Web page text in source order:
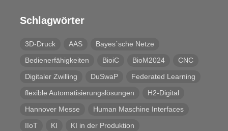
Schlagwörter
3D-Druck AAS
Bayes´sche Netze
Bedienerfähigkeiten
BioiC BioM2024
CNC
Digitaler Zwilling
DuSwaP
Federated Learning
flexible Automatisierungslösungen
H2-Digital
Hannover Messe
Human Maschine Interfaces
IIoT
KI
KI in der Produktion